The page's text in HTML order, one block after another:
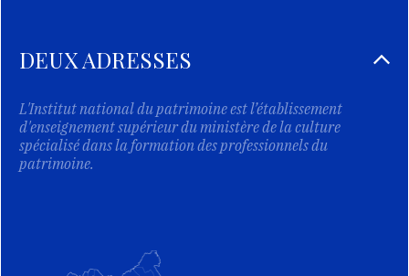
DEUX ADRESSES
L'Institut national du patrimoine est l’établissement
d'enseignement supérieur du ministère de la culture
spécialisé dans la formation des professionnels du
patrimoine.